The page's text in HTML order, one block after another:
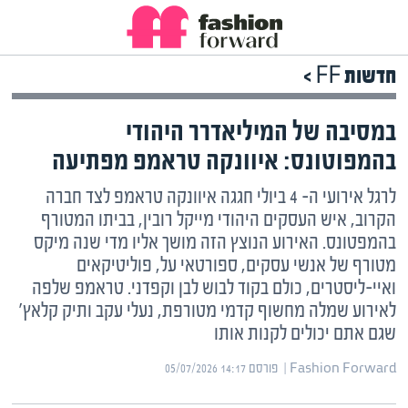
חדשות FF >
במסיבה של המיליאדרר היהודי
בהמפוטונס: איוונקה טראמפ מפתיעה
לרגל אירועי ה- 4 ביולי חגגה איוונקה טראמפ לצד חברה
הקרוב, איש העסקים היהודי מייקל רובין, בביתו המטורף
בהמפטונס. האירוע הנוצץ הזה מושך אליו מדי שנה מיקס
מטורף של אנשי עסקים, ספורטאי על, פוליטיקאים
ואיי-ליסטרים, כולם בקוד לבוש לבן וקפדני. טראמפ שלפה
לאירוע שמלה מחשוף קדמי מטורפת, נעלי עקב ותיק קלאץ'
שגם אתם יכולים לקנות אותו
Fashion Forward | ‏ פורסם ‎05/07/2026 14:17